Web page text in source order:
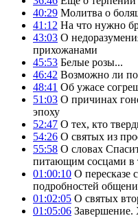
40:29 Молитва о
41:12 На что нужно
43:03 О
прихожанами
45:53 Белые розы...
46:42 Возможно ли
48:41 Об ужасе
51:03 О причинах
эпоху
52:47 О тех, кто
54:26 О святых из
55:58 О словах
питающим сосцами в
01:00:10 О пересказе
подробностей
01:02:05 О святых
01:05:06 Завершение.